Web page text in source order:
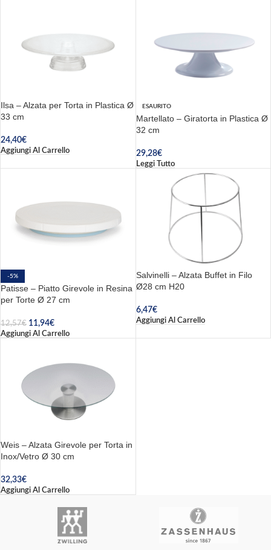
Ilsa – Alzata per Torta in Plastica Ø
33 cm
24,40€
Aggiungi Al Carrello
ESAURITO
Martellato – Giratorta in Plastica Ø
32 cm
29,28€
Leggi Tutto
-5%
Patisse – Piatto Girevole in Resina
per Torte Ø 27 cm
12,57€ 11,94€
Aggiungi Al Carrello
Salvinelli – Alzata Buffet in Filo
Ø28 cm H20
6,47€
Aggiungi Al Carrello
Weis – Alzata Girevole per Torta in
Inox/Vetro Ø 30 cm
32,33€
Aggiungi Al Carrello